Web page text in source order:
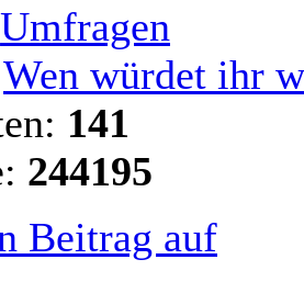
Umfragen
Wen würdet ihr
141
244195
Beitrag auf